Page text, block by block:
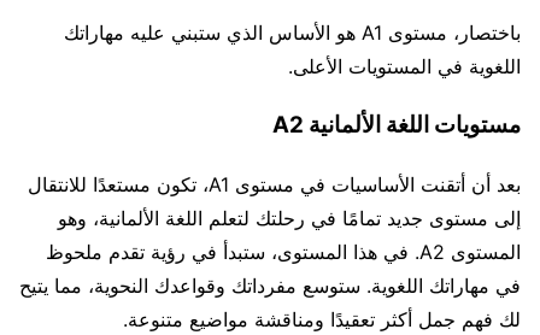
باختصار، مستوى A1 هو الأساس الذي ستبني عليه مهاراتك
اللغوية في المستويات الأعلى.
مستويات اللغة الألمانية A2
بعد أن أتقنت الأساسيات في مستوى A1، تكون مستعدًا للانتقال
إلى مستوى جديد تمامًا في رحلتك لتعلم اللغة الألمانية، وهو
المستوى A2. في هذا المستوى، ستبدأ في رؤية تقدم ملحوظ
في مهاراتك اللغوية. ستوسع مفرداتك وقواعدك النحوية، مما يتيح
لك فهم جمل أكثر تعقيدًا ومناقشة مواضيع متنوعة.